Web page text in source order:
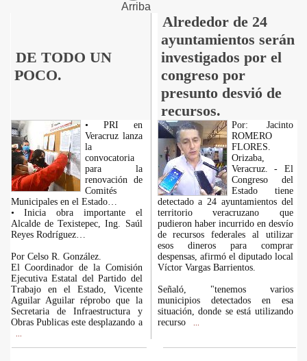
Arriba
DE TODO UN
POCO.
Alrededor de 24
ayuntamientos serán
investigados por el
congreso por
presunto desvió de
recursos.
• PRI en
Veracruz lanza
la
convocatoria
para la
renovación de
Comités
Municipales en el Estado…
• Inicia obra importante el
Alcalde de Texistepec, Ing. Saúl
Reyes Rodríguez…
Por Celso R. González.
El Coordinador de la Comisión
Ejecutiva Estatal del Partido del
Trabajo en el Estado, Vicente
Aguilar Aguilar réprobo que la
Secretaria de Infraestructura y
Obras Publicas este desplazando a
Por: Jacinto
ROMERO
FLORES.
Orizaba,
Veracruz. - El
Congreso del
Estado tiene
detectado a 24 ayuntamientos del
territorio veracruzano que
pudieron haber incurrido en desvío
de recursos federales al utilizar
esos dineros para comprar
despensas, afirmó el diputado local
Víctor Vargas Barrientos.
Señaló, "tenemos varios
municipios detectados en esa
situación, donde se está utilizando
recurso